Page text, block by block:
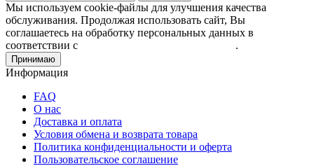
Мы используем cookie-файлы для улучшения качества
обслуживания. Продолжая использовать сайт, Вы
соглашаетесь на обработку персональных данных в
соответствии с
.
Принимаю
Информация
FAQ
О нас
Доставка и оплата
Условия обмена и возврата товара
Политика конфиденциальности и оферта
Пользовательское соглашение